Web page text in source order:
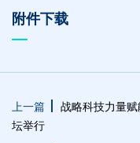
附件下载
上一篇
战略科技力量
坛举行